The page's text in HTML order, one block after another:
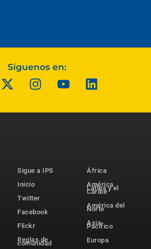
Síguenos en:
Sigue a IPS
Inicio
Twitter
Facebook
Flickr
Reglas de
comunidad
África
América
Latina y el
Caribe
América del
Norte
Asia-
Pacífico
Europa